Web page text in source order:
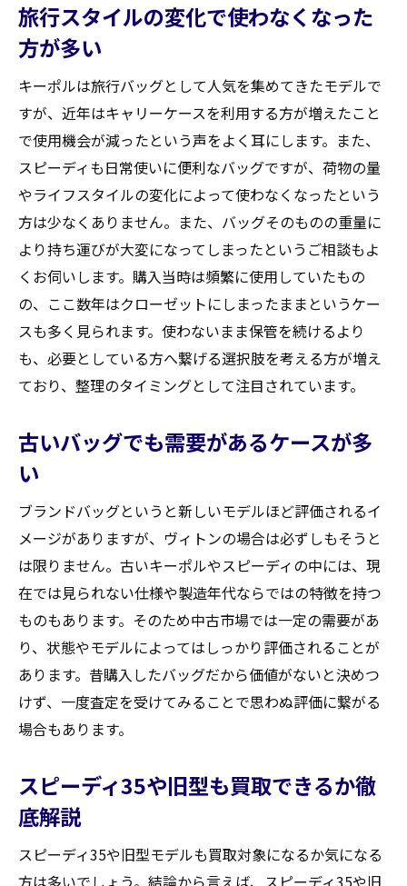
旅行スタイルの変化で使わなくなった
方が多い
キーポルは旅行バッグとして人気を集めてきたモデルで
すが、近年はキャリーケースを利用する方が増えたこと
で使用機会が減ったという声をよく耳にします。また、
スピーディも日常使いに便利なバッグですが、荷物の量
やライフスタイルの変化によって使わなくなったという
方は少なくありません。また、バッグそのものの重量に
より持ち運びが大変になってしまったというご相談もよ
くお伺いします。購入当時は頻繁に使用していたもの
の、ここ数年はクローゼットにしまったままというケー
スも多く見られます。使わないまま保管を続けるより
も、必要としている方へ繋げる選択肢を考える方が増え
ており、整理のタイミングとして注目されています。
古いバッグでも需要があるケースが多
い
ブランドバッグというと新しいモデルほど評価されるイ
メージがありますが、ヴィトンの場合は必ずしもそうと
は限りません。古いキーポルやスピーディの中には、現
在では見られない仕様や製造年代ならではの特徴を持つ
ものもあります。そのため中古市場では一定の需要があ
り、状態やモデルによってはしっかり評価されることが
あります。昔購入したバッグだから価値がないと決めつ
けず、一度査定を受けてみることで思わぬ評価に繋がる
場合もあります。
スピーディ35や旧型も買取できるか徹
底解説
スピーディ35や旧型モデルも買取対象になるか気になる
方は多いでしょう。結論から言えば、スピーディ35や旧